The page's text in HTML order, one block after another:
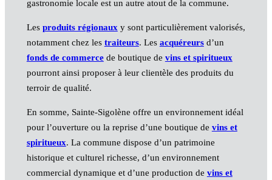
gastronomie locale est un autre atout de la commune.
Les produits régionaux y sont particulièrement valorisés,
notamment chez les traiteurs. Les acquéreursd’un
fonds de commercede boutique de vins et spiritueux
pourront ainsi proposer à leur clientèle des produits du
terroir de qualité.
En somme, Sainte-Sigolène offre un environnement idéal
pour l’ouverture ou la reprise d’une boutique de vins et
spiritueux. La commune dispose d’un patrimoine
historique et culturel richesse, d’un environnement
commercial dynamique et d’une production de vins et